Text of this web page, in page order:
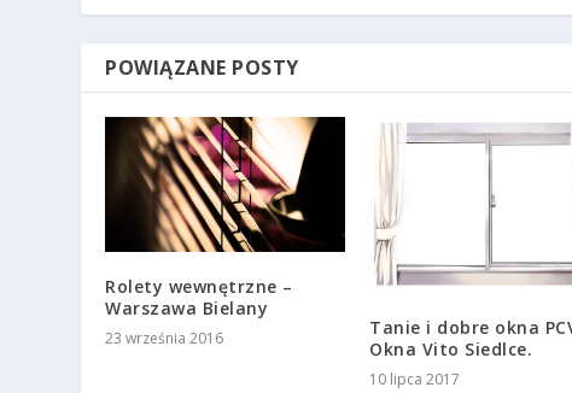
POWIĄZANE POSTY
Rolety wewnętrzne –
Warszawa Bielany
23 września 2016
Tanie i dobre okna
Okna Vito Siedlce.
10 lipca 2017